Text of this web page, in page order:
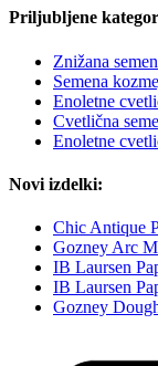
Priljubljene
Znižana
Semena
Enoletne
Cvetlična
Enoletne
Novi izdelki:
Chic Antique
Gozney Arc
IB Laursen
IB Laursen
Gozney